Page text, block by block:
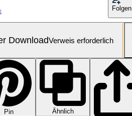
Folgen
DownloadVerweis erforderlich
Pin
Ähnlich